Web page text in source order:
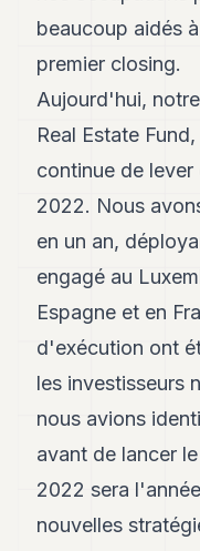
beaucoup aidés
premier closing.
Aujourd'hui,
Real Estate
continue de
2022. Nous
en un an,
engagé au
Espagne et en
d'exécution ont
les investisseurs
nous avions
avant de lancer
2022 sera
nouvelles